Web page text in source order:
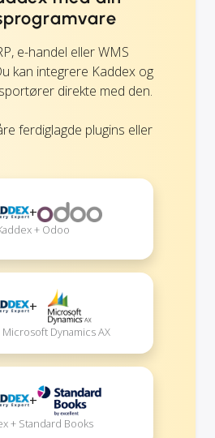
e-handel eller WMS
kan integrere Kaddex og
direkte med den.
ferdiglagde plugins eller
+
+ Odoo
+
Microsoft Dynamics AX
+
+ Standard Books